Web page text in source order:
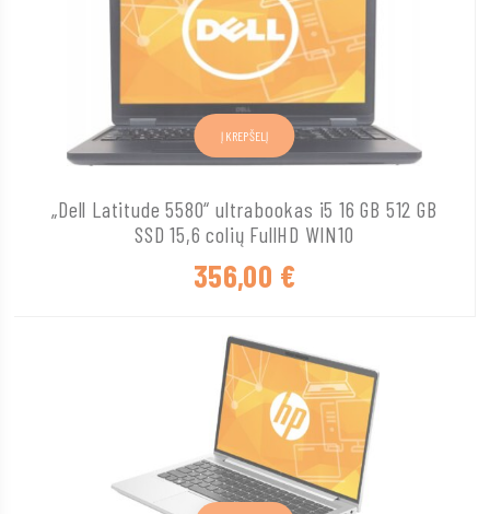
„Dell Latitude 5580“ ultrabookas i5 16 GB 512 GB
SSD 15,6 colių FullHD WIN10
356,00 €
Į KREPŠELĮ